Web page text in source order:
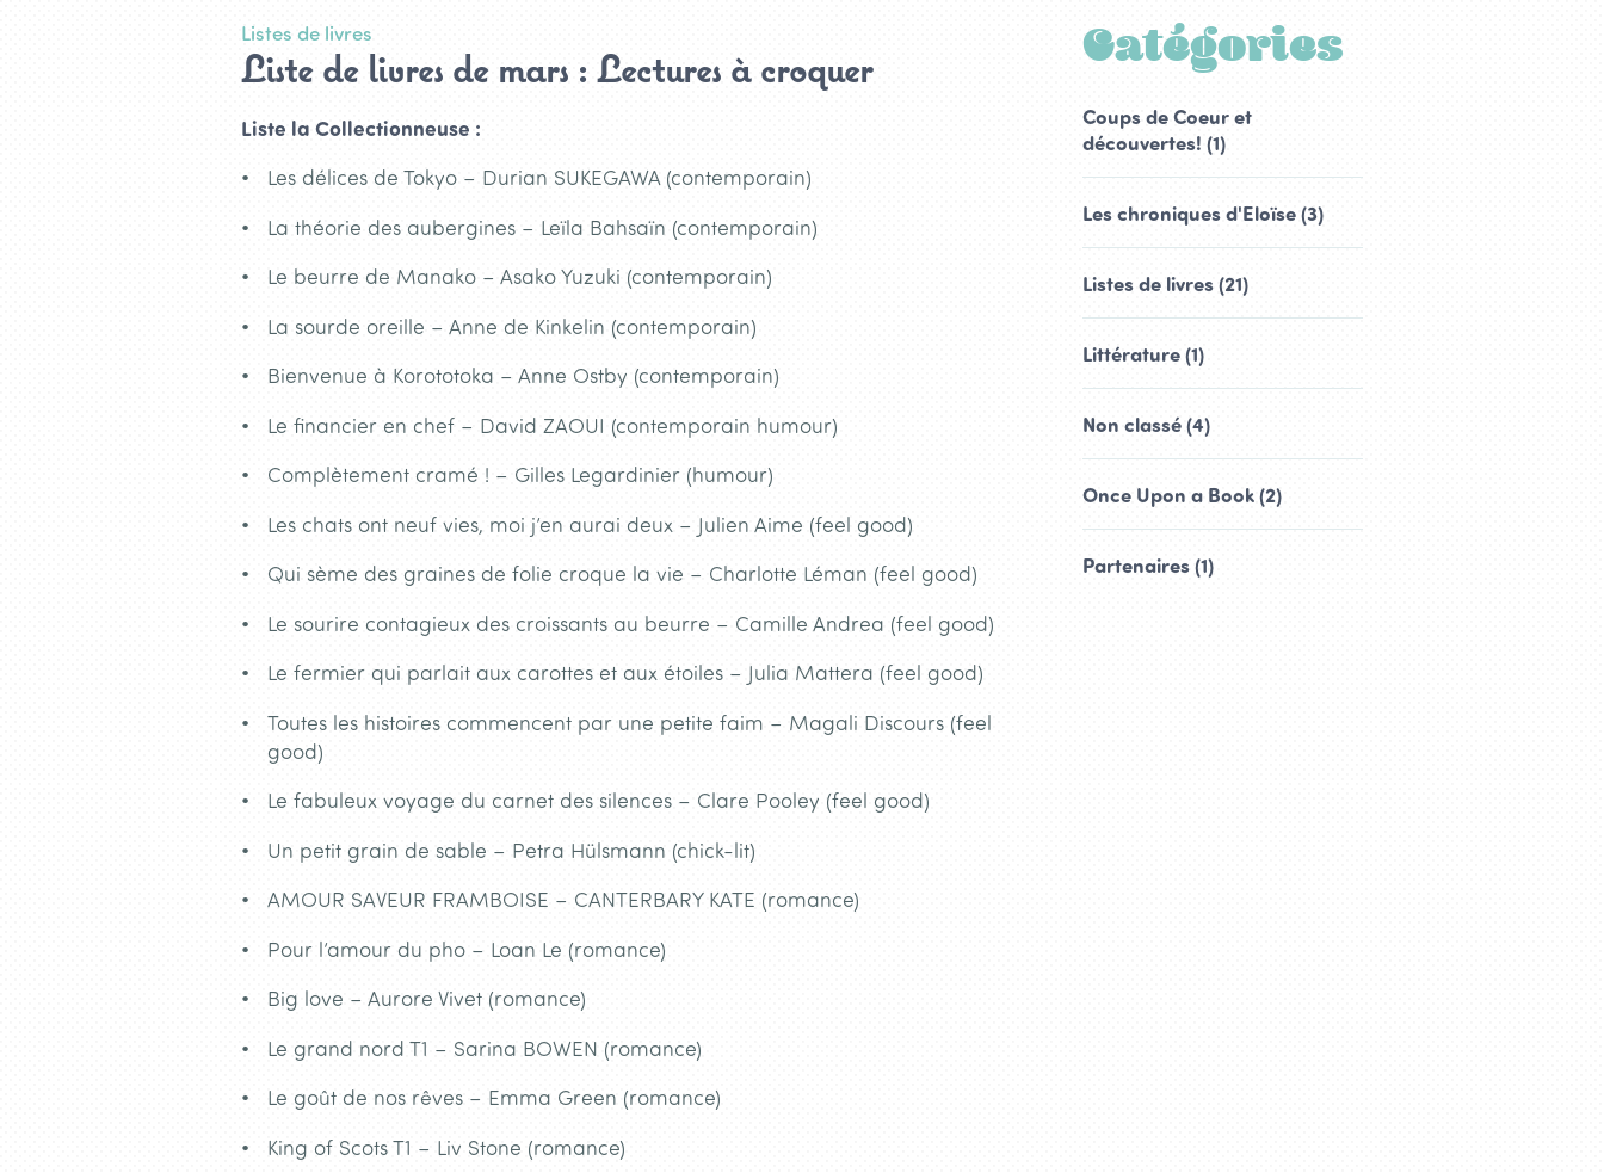
Listes de livres
Liste de livres de mars : Lectures à croquer
Liste la Collectionneuse :
Les délices de Tokyo – Durian SUKEGAWA (contemporain)
La théorie des aubergines – Leïla Bahsaïn (contemporain)
Le beurre de Manako – Asako Yuzuki (contemporain)
La sourde oreille – Anne de Kinkelin (contemporain)
Bienvenue à Korototoka – Anne Ostby (contemporain)
Le financier en chef – David ZAOUI (contemporain humour)
Complètement cramé ! – Gilles Legardinier (humour)
Les chats ont neuf vies, moi j’en aurai deux – Julien Aime (feel good)
Qui sème des graines de folie croque la vie – Charlotte Léman (feel good)
Le sourire contagieux des croissants au beurre – Camille Andrea (feel good)
Le fermier qui parlait aux carottes et aux étoiles – Julia Mattera (feel good)
Toutes les histoires commencent par une petite faim – Magali Discours (feel
good)
Le fabuleux voyage du carnet des silences – Clare Pooley (feel good)
Un petit grain de sable – Petra Hülsmann (chick-lit)
AMOUR SAVEUR FRAMBOISE – CANTERBARY KATE (romance)
Pour l’amour du pho – Loan Le (romance)
Big love – Aurore Vivet (romance)
Le grand nord T1 – Sarina BOWEN (romance)
Le goût de nos rêves – Emma Green (romance)
King of Scots T1 – Liv Stone (romance)
Catégories
Coups de Coeur et
découvertes! (1)
Les chroniques d'Eloïse (3)
Listes de livres (21)
Littérature (1)
Non classé (4)
Once Upon a Book (2)
Partenaires (1)